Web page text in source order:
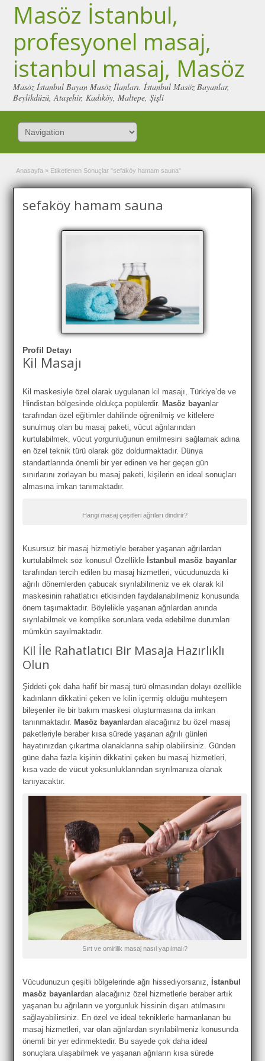
Masöz İstanbul,
profesyonel masaj,
istanbul masaj, Masöz
Masöz İstanbul Bayan Masöz İlanları. İstanbul Masöz Bayanlar,
Beylikdüzü, Ataşehir, Kadıköy, Maltepe, Şişli
Anasayfa » Etiketlenen Sonuçlar "sefaköy hamam sauna"
sefaköy hamam sauna
Profil Detayı
Kil Masajı
Kil maskesiyle özel olarak uygulanan kil masajı, Türkiye’de ve
Hindistan bölgesinde oldukça popülerdir. Masöz bayanlar
tarafından özel eğitimler dahilinde öğrenilmiş ve kitlelere
sunulmuş olan bu masaj paketi, vücut ağrılarından
kurtulabilmek, vücut yorgunluğunun emilmesini sağlamak adına
en özel teknik türü olarak göz doldurmaktadır. Dünya
standartlarında önemli bir yer edinen ve her geçen gün
sınırlarını zorlayan bu masaj paketi, kişilerin en ideal sonuçları
almasına imkan tanımaktadır.
Hangi masaj çeşitleri ağrıları dindirir?
Kusursuz bir masaj hizmetiyle beraber yaşanan ağrılardan
kurtulabilmek söz konusu! Özellikle İstanbul masöz bayanlar
tarafından tercih edilen bu masaj hizmetleri, vücudunuzda ki
ağrılı dönemlerden çabucak sıyrılabilmeniz ve ek olarak kil
maskesinin rahatlatıcı etkisinden faydalanabilmeniz konusunda
önem taşımaktadır. Böylelikle yaşanan ağrılardan anında
sıyrılabilmek ve komplike sorunlara veda edebilme durumları
mümkün sayılmaktadır.
Kil İle Rahatlatıcı Bir Masaja Hazırlıklı
Olun
Şiddeti çok daha hafif bir masaj türü olmasından dolayı özellikle
kadınların dikkatini çeken ve kilin içermiş olduğu muhteşem
bileşenler ile bir bakım maskesi oluşturmasına da imkan
tanınmaktadır. Masöz bayanlardan alacağınız bu özel masaj
paketleriyle beraber kısa sürede yaşanan ağrılı günleri
hayatınızdan çıkartma olanaklarına sahip olabilirsiniz. Günden
güne daha fazla kişinin dikkatini çeken bu masaj hizmetleri,
kısa vade de vücut yoksunluklarından sıyrılmanıza olanak
tanıyacaktır.
Sırt ve omirilik masaj nasıl yapılmalı?
Vücudunuzun çeşitli bölgelerinde ağrı hissediyorsanız, İstanbul
masöz bayanlardan alacağınız özel hizmetlerle beraber artık
yaşanan bu ağrıların ve yorgunluk hissinin dışarı atılmasını
sağlayabilirsiniz. En özel ve ideal tekniklerle harmanlanan bu
masaj hizmetleri, var olan ağrılardan sıyrılabilmeniz konusunda
önemli bir yer edinmektedir. Bu sayede çok daha ideal
sonuçlara ulaşabilmek ve yaşanan ağrıların kısa sürede